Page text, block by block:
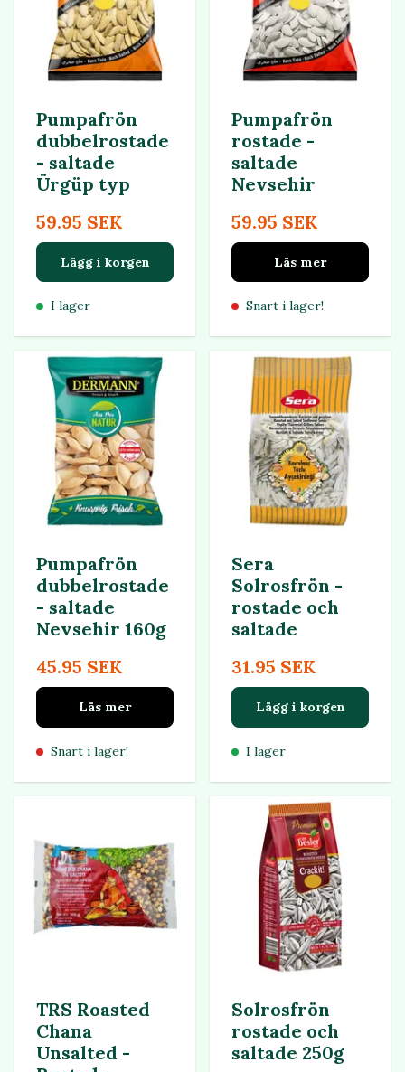
Pumpafrön
dubbelrostade
- saltade
Ürgüp typ
59.95 SEK
Lägg i korgen
I lager
Pumpafrön
rostade -
saltade
Nevsehir
59.95 SEK
Läs mer
Snart i lager!
Pumpafrön
dubbelrostade
- saltade
Nevsehir 160g
45.95 SEK
Läs mer
Snart i lager!
Sera
Solrosfrön -
rostade och
saltade
31.95 SEK
Lägg i korgen
I lager
TRS Roasted
Chana
Unsalted -
Solrosfrön
rostade och
saltade 250g